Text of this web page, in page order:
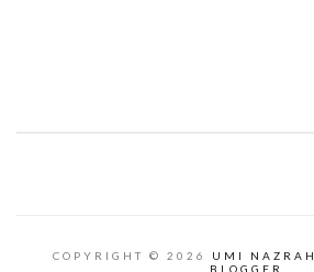
COPYRIGHT © 2026 UMI NAZRAH
BLOGGER